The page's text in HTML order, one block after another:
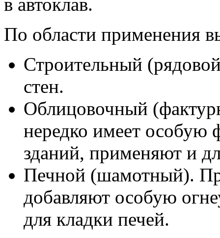
в автоклав.
По области применения
Строительный
стен.
Облицовочный
нередко имеет
зданий, применяют и
Печной (шамотный).
добавляют особую
для кладки печей.